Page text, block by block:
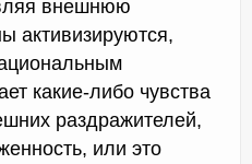
внешнюю
активизируются,
какие-либо чувства
раздражителей,
или это